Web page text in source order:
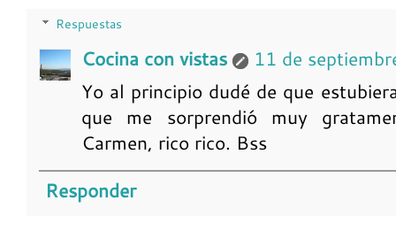
Respuestas
Cocina con vistas
11 de
Yo al principio dudé de que
que me sorprendió muy
Carmen, rico rico. Bss
Responder